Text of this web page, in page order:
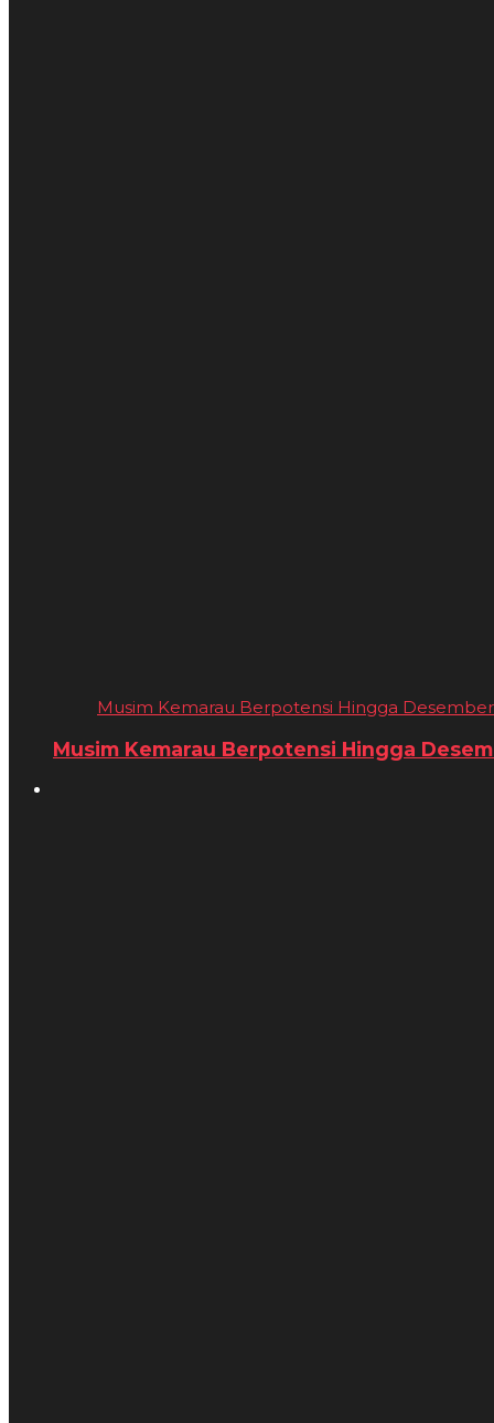
Musim Kemarau Berpotensi Hingga Desember
Musim Kemarau Berpotensi Hingga